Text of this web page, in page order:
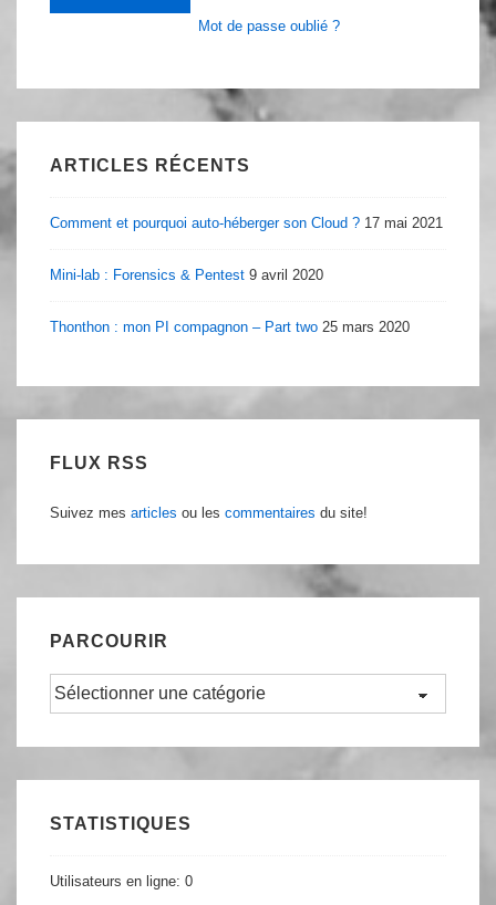
Mot de passe oublié ?
ARTICLES RÉCENTS
Comment et pourquoi auto-héberger son Cloud ? 17 mai 2021
Mini-lab : Forensics & Pentest 9 avril 2020
Thonthon : mon PI compagnon – Part two 25 mars 2020
FLUX RSS
Suivez mes articles ou les commentaires du site!
PARCOURIR
Parcourir
STATISTIQUES
Utilisateurs en ligne: 0